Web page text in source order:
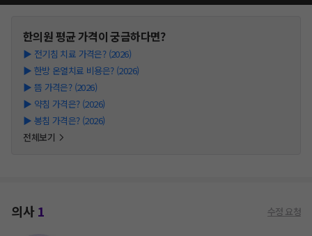
한의원평균 가격이 궁금하다면?
▶ 전기침 치료 가격은? (2026)
▶ 한방 온열치료 비용은? (2026)
▶ 뜸 가격은? (2026)
▶ 약침 가격은? (2026)
▶ 봉침 가격은? (2026)
전체보기
의사1 수정 요청